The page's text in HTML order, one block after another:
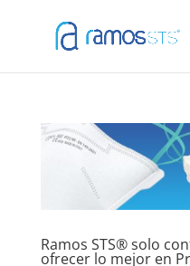
Ramos STS® solo
ofrecer lo mejor en